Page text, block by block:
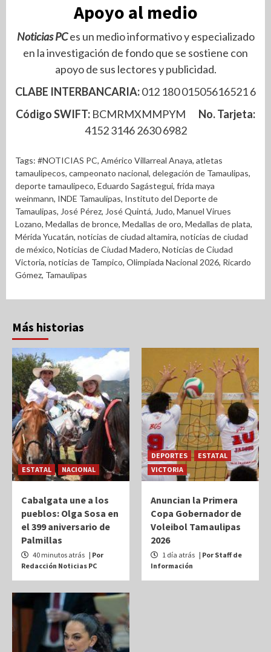
Apoyo al medio
Noticias PCes un medio informativo y especializado
en la investigación de fondo que se sostiene con
apoyo de sus lectores y publicidad.
CLABE INTERBANCARIA:012 180 01505616521 6
Código SWIFT: BCMRMXMMPYM No. Tarjeta:
4152 3146 2630 6982
Tags: #NOTICIAS PC, Américo Villarreal Anaya, atletas
tamaulipecos, campeonato nacional, delegación de Tamaulipas,
deporte tamaulipeco, Eduardo Sagástegui, frida maya
weinmann, INDE Tamaulipas, Instituto del Deporte de
Tamaulipas, José Pérez, José Quintá, Judo, Manuel Virues
Lozano, Medallas de bronce, Medallas de oro, Medallas de plata,
Mérida Yucatán, noticias de ciudad altamira, noticias de ciudad
de méxico, Noticias de Ciudad Madero, Noticias de Ciudad
Victoria, noticias de Tampico, Olimpiada Nacional 2026, Ricardo
Gómez, Tamaulipas
Más historias
ESTATAL NACIONAL
Cabalgata une a los
pueblos: Olga Sosa en
el 399 aniversario de
Palmillas
40 minutos atrás | Por
Redacción Noticias PC
DEPORTES
ESTATAL
VICTORIA
Anuncian la Primera
Copa Gobernador de
Voleibol Tamaulipas
2026
1 día atrás | Por Staff de
Información